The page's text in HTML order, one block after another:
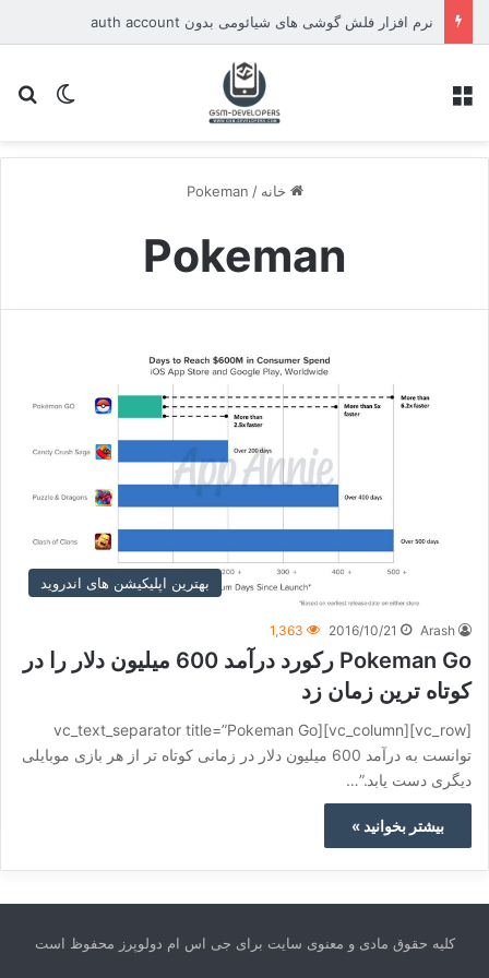
نرم افزار فلش گوشی های شیائومی بدون auth account
تغییر
خانه /
Pokeman
Pokeman
بهترین اپلیکیشن های اندروید
Arash
2016/10/21
1,363
Pokeman Go رکورد درآمد 600 میلیون دلار را در
کوتاه ترین زمان زد
[vc_row][vc_column][vc_text_separator title=”Pokeman Go
توانست به درآمد 600 میلیون دلار در زمانی کوتاه تر از هر بازی موبایلی
دیگری دست یابد.”…
بیشتر بخوانید »
کلیه حقوق مادی و معنوی سایت برای جی اس ام دولوپرز محفوظ است